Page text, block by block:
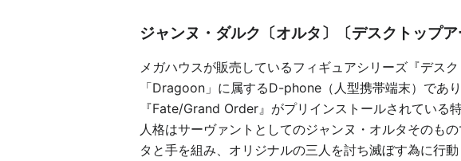
ジャンヌ・ダルク〔オルタ〕〔デスクトップア
メガハウスが販売しているフィギュアシリーズ『デス
「Dragoon」に属するD-phone（人型携帯端末）で
『Fate/Grand Order』がプリインストールされている
人格はサーヴァントとしてのジャンヌ・オルタそのも
タと手を組み、オリジナルの三人を討ち滅ぼす為に行動